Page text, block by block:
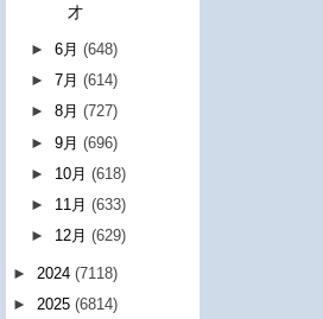
才
►6月(648)
►7月(614)
►8月(727)
►9月(696)
► 10月(618)
► 11月(633)
► 12月(629)
► 2024 (7118)
► 2025 (6814)